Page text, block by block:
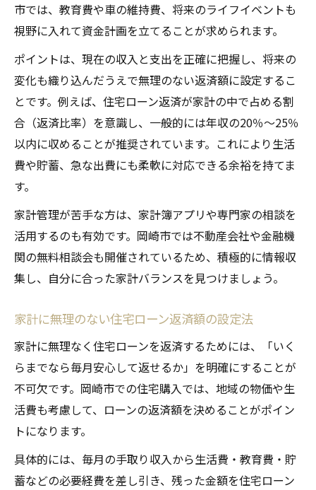
市では、教育費や車の維持費、将来のライフイベントも
視野に入れて資金計画を立てることが求められます。
ポイントは、現在の収入と支出を正確に把握し、将来の
変化も織り込んだうえで無理のない返済額に設定するこ
とです。例えば、住宅ローン返済が家計の中で占める割
合（返済比率）を意識し、一般的には年収の20％～25％
以内に収めることが推奨されています。これにより生活
費や貯蓄、急な出費にも柔軟に対応できる余裕を持てま
す。
家計管理が苦手な方は、家計簿アプリや専門家の相談を
活用するのも有効です。岡崎市では不動産会社や金融機
関の無料相談会も開催されているため、積極的に情報収
集し、自分に合った家計バランスを見つけましょう。
家計に無理のない住宅ローン返済額の設定法
家計に無理なく住宅ローンを返済するためには、「いく
らまでなら毎月安心して返せるか」を明確にすることが
不可欠です。岡崎市での住宅購入では、地域の物価や生
活費も考慮して、ローンの返済額を決めることがポイン
トになります。
具体的には、毎月の手取り収入から生活費・教育費・貯
蓄などの必要経費を差し引き、残った金額を住宅ローン